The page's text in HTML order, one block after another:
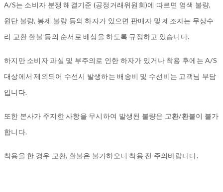
A/S는 소비자 분쟁 해결기준 (공정거래위원회)에 따르면 염색 불량,
원단 불량, 봉제 불량 등의 하자가 있으면 판매자 및 제조자는 무상수
리 교환 환불 등의 순서로 배상을 하도록 규정하고 있습니다.
하지만 소비자 과실 및 부주의로 인한 하자가 있거나 착용 후에는 A/S
대상에서 제외되어 수선시 발생하는 배송비 및 수선비는 고객님 부담
입니다.
또한 본사가 주지한 사항을 무시하여 발생된 불량은 교환/환불이 불가
합니다.
착용을 한 경우 교환, 환불은 불가하오니 착용 전 주의바랍니다.